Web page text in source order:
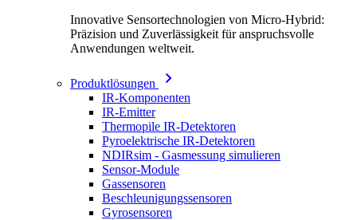
Innovative Sensortechnologien von Micro-Hybrid:
Präzision und Zuverlässigkeit für anspruchsvolle
Anwendungen weltweit.
Produktlösungen
IR-Komponenten
IR-Emitter
Thermopile IR-Detektoren
Pyroelektrische IR-Detektoren
NDIRsim - Gasmessung simulieren
Sensor-Module
Gassensoren
Beschleunigungssensoren
Gyrosensoren